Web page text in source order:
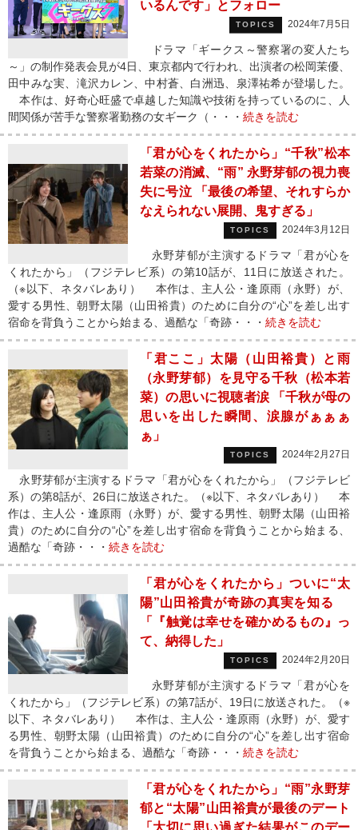
いるんです」とフォロー
TOPICS 2024年7月5日
ドラマ「ギークス～警察署の変人たち
～」の制作発表会見が4日、東京都内で行われ、出演者の松岡茉優、
田中みな実、滝沢カレン、中村蒼、白洲迅、泉澤祐希が登場した。
本作は、好奇心旺盛で卓越した知識や技術を持っているのに、人
間関係が苦手な警察署勤務の女ギーク（・・・ 続きを読む
「君が心をくれたから」“千秋”松本
若菜の消滅、“雨” 永野芽郁の視力喪
失に号泣 「最後の希望、それすらか
なえられない展開、鬼すぎる」
TOPICS 2024年3月12日
永野芽郁が主演するドラマ「君が心を
くれたから」（フジテレビ系）の第10話が、11日に放送された。
（※以下、ネタバレあり） 本作は、主人公・逢原雨（永野）が、
愛する男性、朝野太陽（山田裕貴）のために自分の“心”を差し出す
宿命を背負うことから始まる、過酷な「奇跡・・・ 続きを読む
「君ここ」太陽（山田裕貴）と雨
（永野芽郁）を見守る千秋（松本若
菜）の思いに視聴者涙 「千秋が母の
思いを出した瞬間、涙腺がぁぁぁ
ぁ」
TOPICS 2024年2月27日
永野芽郁が主演するドラマ「君が心をくれたから」（フジテレビ
系）の第8話が、26日に放送された。（※以下、ネタバレあり） 本
作は、主人公・逢原雨（永野）が、愛する男性、朝野太陽（山田裕
貴）のために自分の“心”を差し出す宿命を背負うことから始まる、
過酷な「奇跡・・・ 続きを読む
「君が心をくれたから」ついに“太
陽”山田裕貴が奇跡の真実を知る
「『触覚は幸せを確かめるもの』っ
て、納得した」
TOPICS 2024年2月20日
永野芽郁が主演するドラマ「君が心を
くれたから」（フジテレビ系）の第7話が、19日に放送された。（※
以下、ネタバレあり） 本作は、主人公・逢原雨（永野）が、愛す
る男性、朝野太陽（山田裕貴）のために自分の“心”を差し出す宿命
を背負うことから始まる、過酷な「奇跡・・・ 続きを読む
「君が心をくれたから」“雨”永野芽
郁と“太陽”山田裕貴が最後のデート
「大切に思い過ぎた結果がこのデー